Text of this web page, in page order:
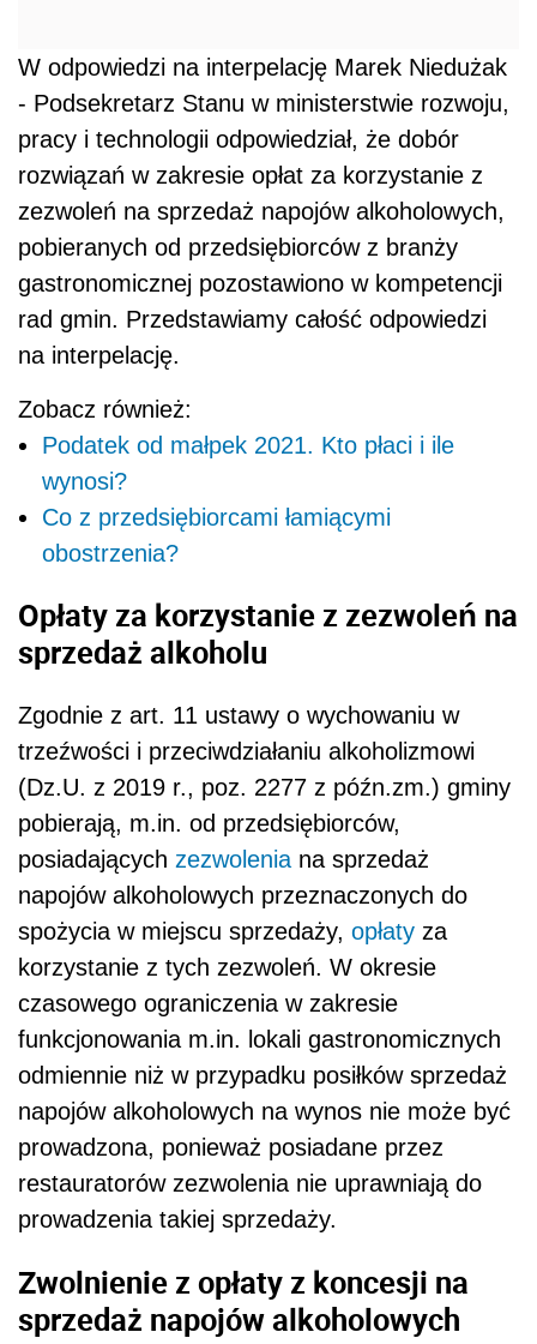
W odpowiedzi na interpelację Marek Niedużak
- Podsekretarz Stanu w ministerstwie rozwoju,
pracy i technologii odpowiedział, że dobór
rozwiązań w zakresie opłat za korzystanie z
zezwoleń na sprzedaż napojów alkoholowych,
pobieranych od przedsiębiorców z branży
gastronomicznej pozostawiono w kompetencji
rad gmin. Przedstawiamy całość odpowiedzi
na interpelację.
Zobacz również:
Podatek od małpek 2021. Kto płaci i ile
wynosi?
Co z przedsiębiorcami łamiącymi
obostrzenia?
Opłaty za korzystanie z zezwoleń na
sprzedaż alkoholu
Zgodnie z art. 11 ustawy o wychowaniu w
trzeźwości i przeciwdziałaniu alkoholizmowi
(Dz.U. z 2019 r., poz. 2277 z późn.zm.) gminy
pobierają, m.in. od przedsiębiorców,
posiadających zezwolenia na sprzedaż
napojów alkoholowych przeznaczonych do
spożycia w miejscu sprzedaży, opłaty za
korzystanie z tych zezwoleń. W okresie
czasowego ograniczenia w zakresie
funkcjonowania m.in. lokali gastronomicznych
odmiennie niż w przypadku posiłków sprzedaż
napojów alkoholowych na wynos nie może być
prowadzona, ponieważ posiadane przez
restauratorów zezwolenia nie uprawniają do
prowadzenia takiej sprzedaży.
Zwolnienie z opłaty z koncesji na
sprzedaż napojów alkoholowych